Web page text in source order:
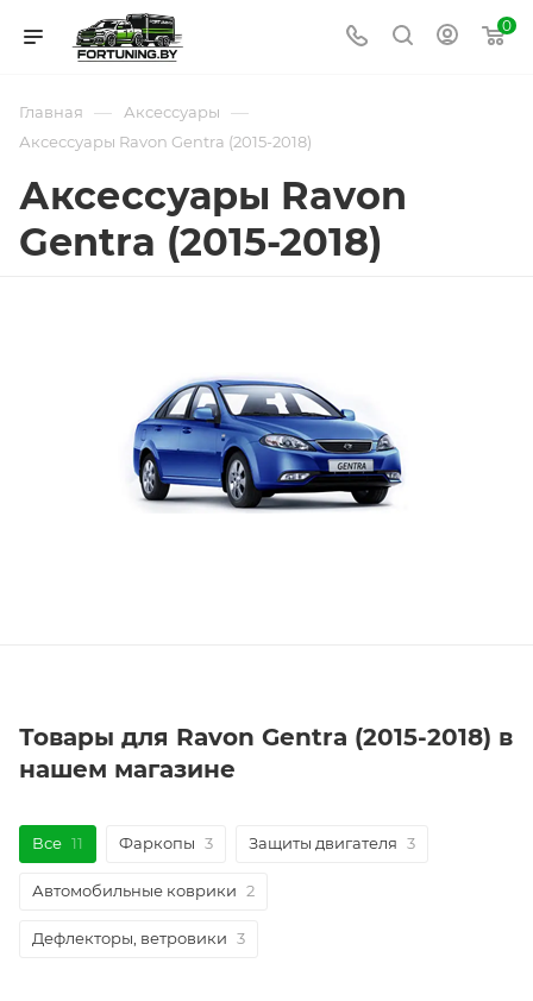
0
Главная — Аксессуары —
Аксессуары Ravon Gentra (2015-2018)
Аксессуары Ravon
Gentra (2015-2018)
Товары для Ravon Gentra (2015-2018) в
нашем магазине
Все 11 Фаркопы 3 Защиты двигателя 3
Автомобильные коврики 2
Дефлекторы, ветровики 3